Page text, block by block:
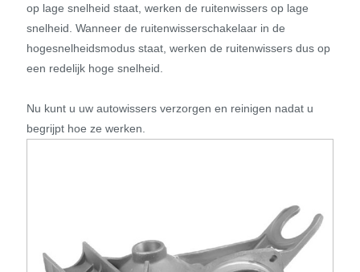
op lage snelheid staat, werken de ruitenwissers op lage
snelheid. Wanneer de ruitenwisserschakelaar in de
hogesnelheidsmodus staat, werken de ruitenwissers dus op
een redelijk hoge snelheid.
Nu kunt u uw autowissers verzorgen en reinigen nadat u
begrijpt hoe ze werken.